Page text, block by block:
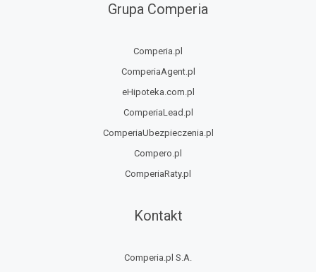
Grupa Comperia
Comperia.pl
ComperiaAgent.pl
eHipoteka.com.pl
ComperiaLead.pl
ComperiaUbezpieczenia.pl
Compero.pl
ComperiaRaty.pl
Kontakt
Comperia.pl S.A.